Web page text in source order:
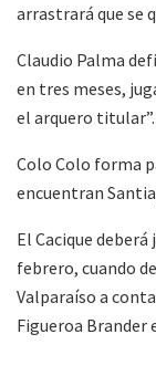
arrastrará que se
Claudio Palma
en tres meses,
el arquero titular”.
Colo Colo forma
encuentran
El Cacique
febrero, cuando
Valparaíso a
Figueroa Brander